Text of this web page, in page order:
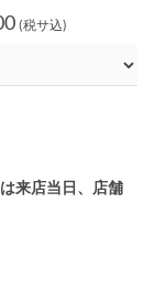
(税サ込)
来店当日、店舗